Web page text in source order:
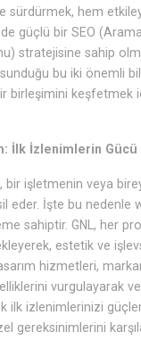
sürdürmek, hem
güçlü bir SEO
stratejisine sahip
sunduğu bu iki önemli
birleşimini keşfetmek
İlk İzlenimlerin Gücü
bir işletmenin veya
eder. İşte bu nedenle
sahiptir. GNL, her
estetik ve
hizmetleri,
vurgulayarak
ilk izlenimlerinizi
gereksinimlerini